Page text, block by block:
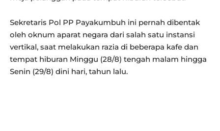
Sekretaris Pol PP Payakumbuh ini pernah dibentak
oleh oknum aparat negara dari salah satu instansi
vertikal, saat melakukan razia di beberapa kafe dan
tempat hiburan Minggu (28/8) tengah malam hingga
Senin (29/8) dini hari, tahun lalu.